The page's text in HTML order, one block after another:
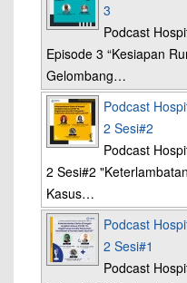
3
Podcast
Episode 3 “Kesiapan
Gelombang…
Podcast
2 Sesi#2
Podcast
2 Sesi#2
Kasus…
Podcast
2 Sesi#1
Podcast